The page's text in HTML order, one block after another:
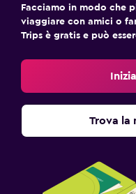
Facciamo in modo che
viaggiare con amici o
Trips è gratis e può
Trova la